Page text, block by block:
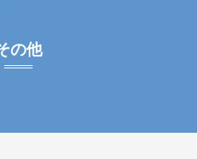
の他